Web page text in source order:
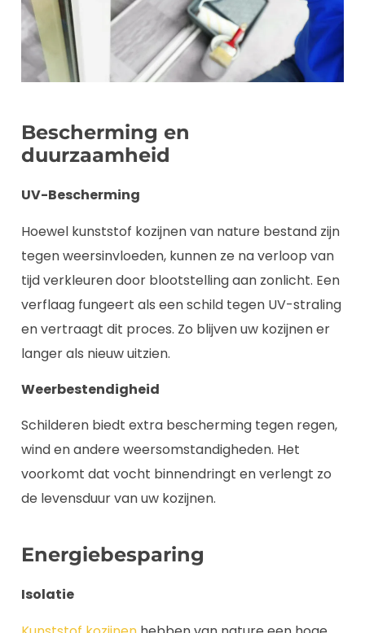
Bescherming en
duurzaamheid
UV-Bescherming
Hoewel kunststof kozijnen van nature bestand zijn
tegen weersinvloeden, kunnen ze na verloop van
tijd verkleuren door blootstelling aan zonlicht. Een
verflaag fungeert als een schild tegen UV-straling
en vertraagt dit proces. Zo blijven uw kozijnen er
langer als nieuw uitzien.
Weerbestendigheid
Schilderen biedt extra bescherming tegen regen,
wind en andere weersomstandigheden. Het
voorkomt dat vocht binnendringt en verlengt zo
de levensduur van uw kozijnen.
Energiebesparing
Isolatie